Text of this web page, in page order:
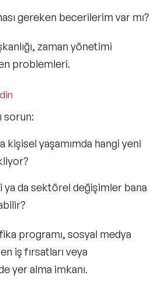
gereken becerilerim var mı?
zaman yönetimi
problemleri.
sorun:
kişisel yaşamımda hangi yeni
da sektörel değişimler bana
programı, sosyal medya
iş fırsatları veya
yer alma imkanı.